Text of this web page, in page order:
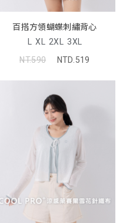
百搭方領蝴蝶刺繡背心
L XL 2XL 3XL
NT.590
NTD.519